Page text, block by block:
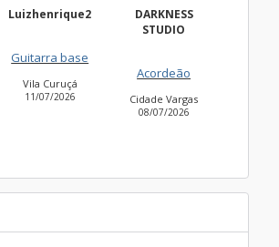
Luizhenrique2
Guitarra base
Vila Curuçá
11/07/2026
DARKNESS
STUDIO
Acordeão
Cidade Vargas
08/07/2026